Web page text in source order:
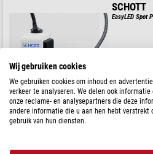
SCHOTT
EasyLED Spot
$
Klaar
Wij gebruiken cookies
We gebruiken cookies om inhoud en
verkeer te analyseren. We delen ook
onze reclame- en analysepartners die deze
andere informatie die u aan hen hebt verstrekt
gebruik van hun diensten.